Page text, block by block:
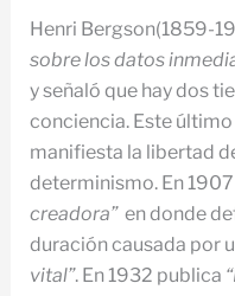
Henri Bergson(1859-
sobre los datos
y señaló que hay dos
conciencia. Este
manifiesta la libertad
determinismo. En
creadora” en donde
duración causada por
vital”. En 1932 publica